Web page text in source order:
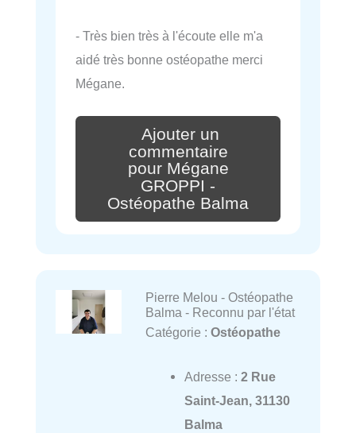
- Très bien très à l'écoute elle m'a
aidé très bonne ostéopathe merci
Mégane.
Ajouter un
commentaire
pour Mégane
GROPPI -
Ostéopathe Balma
Pierre Melou - Ostéopathe
Balma - Reconnu par l'état
Catégorie : Ostéopathe
Adresse : 2 Rue
Saint-Jean, 31130
Balma